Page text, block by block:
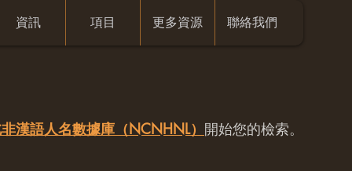
資訊 項目 更多資源 聯絡我們
漢語人名數據庫（NCNHNL） 開始您的檢索。